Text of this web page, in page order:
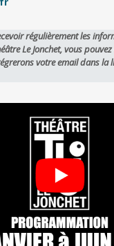
régulièrement les
Le Jonchet, vous
votre email dans la